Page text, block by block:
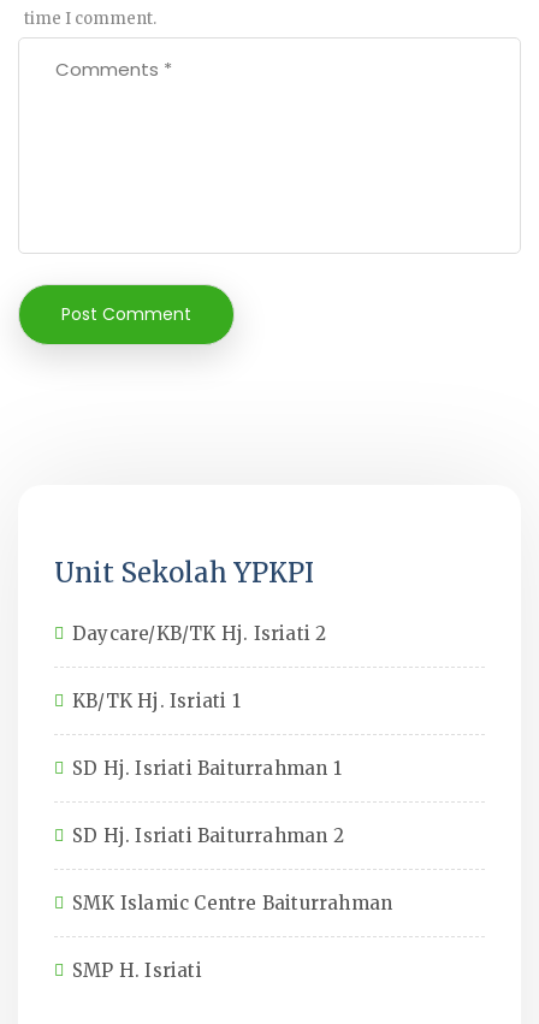
time I comment.
Unit Sekolah YPKPI
Daycare/KB/TK Hj. Isriati 2
KB/TK Hj. Isriati 1
SD Hj. Isriati Baiturrahman 1
SD Hj. Isriati Baiturrahman 2
SMK Islamic Centre Baiturrahman
SMP H. Isriati